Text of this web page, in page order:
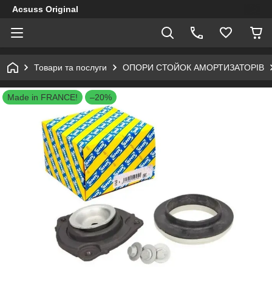
Acsuss Original
Товари та послуги ОПОРИ СТОЙОК АМОРТИЗАТОРІВ
Made in FRANCE! –20%